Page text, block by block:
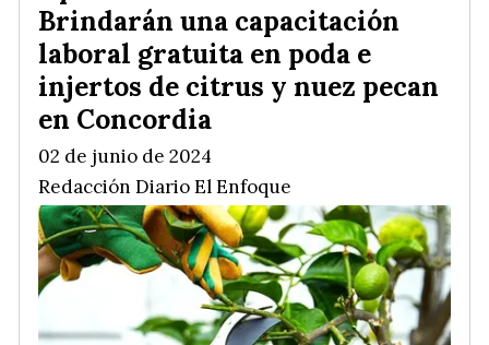
Brindarán una capacitación
laboral gratuita en poda e
injertos de citrus y nuez pecan
en Concordia
Redacción Diario El Enfoque
02 de junio de 2024